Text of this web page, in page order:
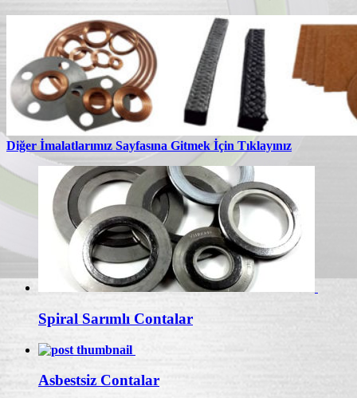
Diğer İmalatlarımız Sayfasına Gitmek İçin Tıklayınız
Spiral Sarımlı Contalar
Asbestsiz Contalar